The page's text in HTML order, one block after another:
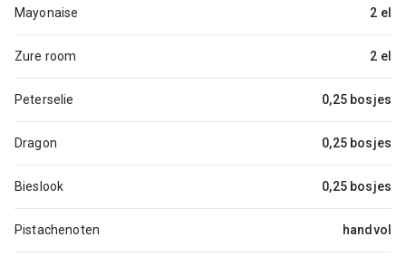
Mayonaise 2 el
Zure room 2 el
Peterselie 0,25 bosjes
Dragon 0,25 bosjes
Bieslook 0,25 bosjes
Pistachenoten handvol